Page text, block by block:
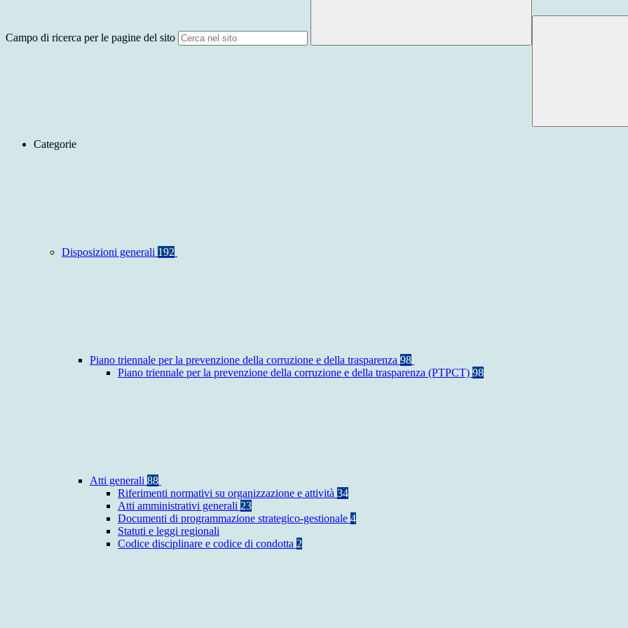
Campo di ricerca per le pagine del sito
Categorie
Disposizioni generali 192
Piano triennale per la prevenzione della corruzione e della trasparenza 98
Piano triennale per la prevenzione della corruzione e della trasparenza (PTPCT) 98
Atti generali 88
Riferimenti normativi su organizzazione e attività 34
Atti amministrativi generali 23
Documenti di programmazione strategico-gestionale 4
Statuti e leggi regionali
Codice disciplinare e codice di condotta 2